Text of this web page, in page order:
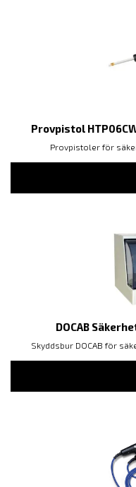
Provpistol
Provpistoler för
DOCAB
Skyddsbur DOCAB för